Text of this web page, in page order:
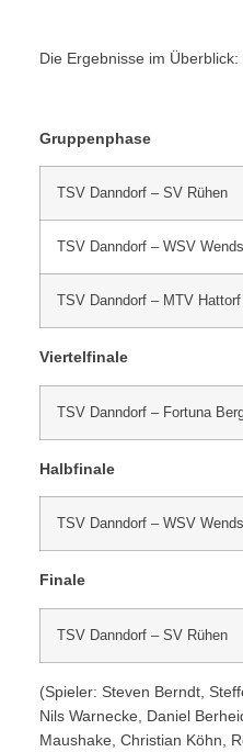
Die Ergebnisse im Überblick:
Gruppenphase
TSV Danndorf – SV Rühen
TSV Danndorf – WSV
TSV Danndorf – MTV Hattorf
Viertelfinale
TSV Danndorf – Fortuna
Halbfinale
TSV Danndorf – WSV
Finale
TSV Danndorf – SV Rühen
(Spieler: Steven Berndt,
Nils Warnecke, Daniel
Maushake, Christian Köhn,